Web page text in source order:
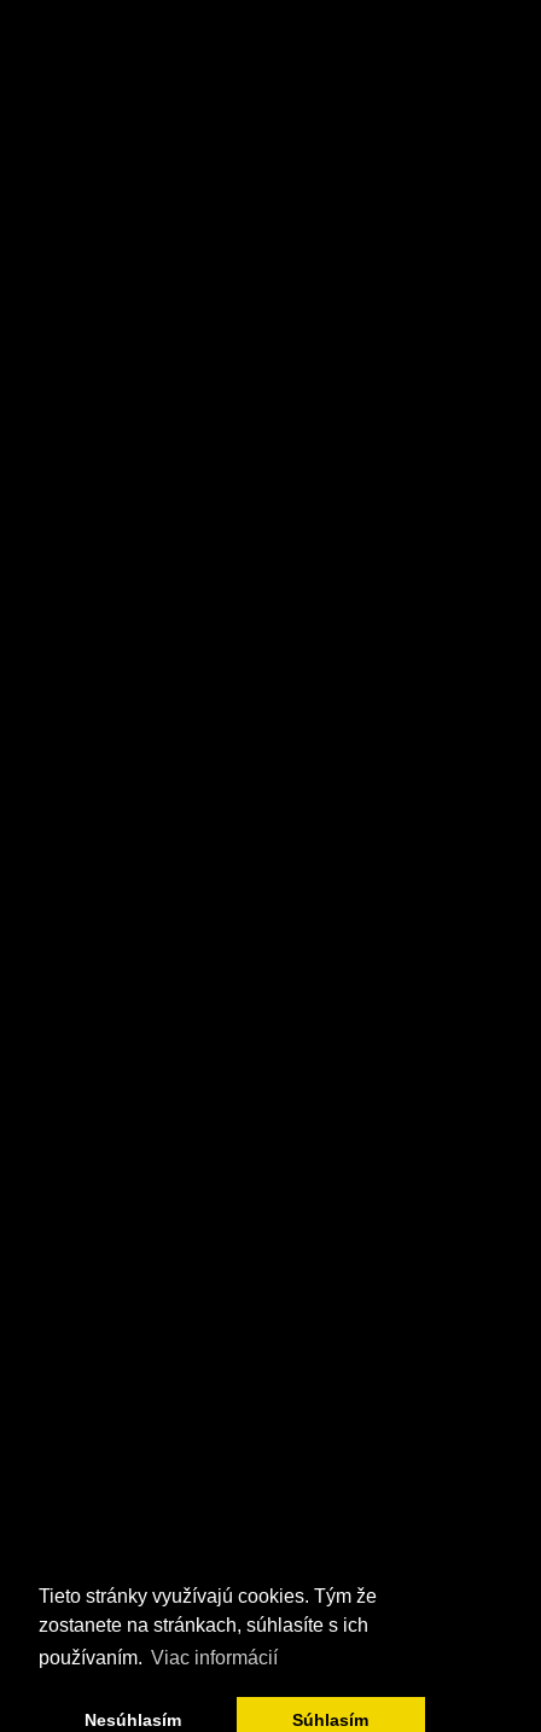
Tieto stránky využívajú cookies. Tým že
zostanete na stránkach, súhlasíte s ich
používaním. Viac informácií
Nesúhlasím Súhlasím